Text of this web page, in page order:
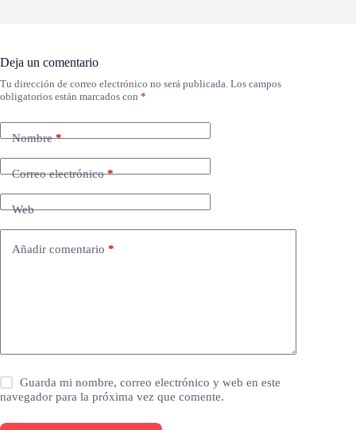
Deja un comentario
Tu dirección de correo electrónico no será publicada. Los campos
obligatorios están marcados con *
Nombre*
Correo electrónico*
Web
Añadir comentario *
Guarda mi nombre, correo electrónico y web en este
navegador para la próxima vez que comente.